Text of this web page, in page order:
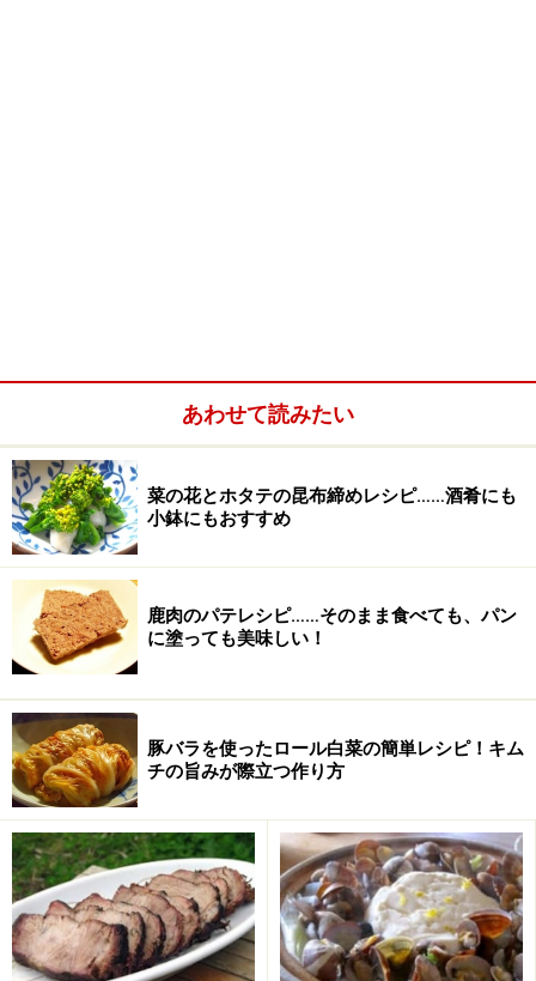
2
ジャガイモは皮ごと火がとおるまで、20分ほど茹でま
す。あるいはラップをして電子レンジに10数分かけて火
を通しても結構です。
あわせて読みたい
菜の花とホタテの昆布締めレシピ……酒肴にも
小鉢にもおすすめ
鹿肉のパテレシピ……そのまま食べても、パン
に塗っても美味しい！
豚バラを使ったロール白菜の簡単レシピ！キム
チの旨みが際立つ作り方